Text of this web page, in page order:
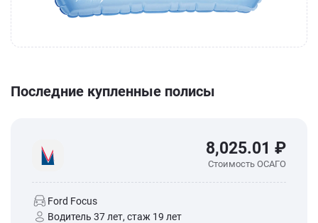
Последние купленные полисы
8,025.01 ₽
Стоимость ОСАГО
Ford Focus
Водитель 37 лет, стаж 19 лет